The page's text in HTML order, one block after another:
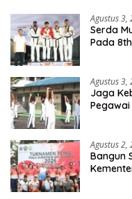
Agustus 3,
Serda
Pada
Agustus 3,
Jaga
Agustus 2,
Bangun